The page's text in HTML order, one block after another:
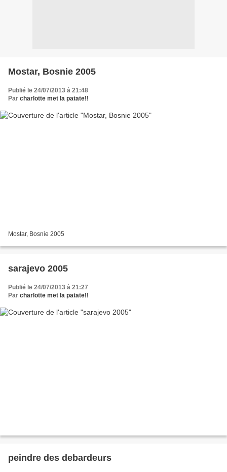
Mostar, Bosnie 2005
Publié le 24/07/2013 à 21:48
Par charlotte met la patate!!
Mostar, Bosnie 2005
sarajevo 2005
Publié le 24/07/2013 à 21:27
Par charlotte met la patate!!
peindre des debardeurs